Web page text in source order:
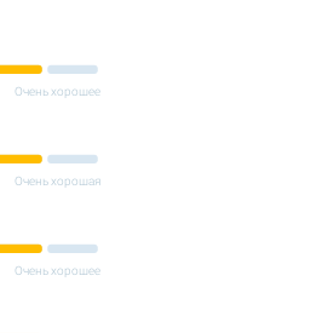
Очень хорошее
Очень хорошая
Очень хорошее